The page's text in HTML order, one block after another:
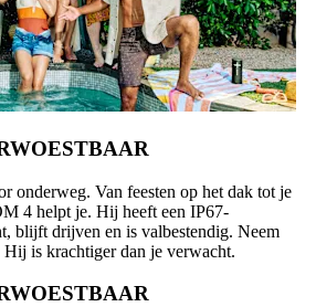
onderweg. Van feesten op het dak tot je
4 helpt je. Hij heeft een IP67-
blijft drijven en is valbestendig. Neem
Hij is krachtiger dan je verwacht.